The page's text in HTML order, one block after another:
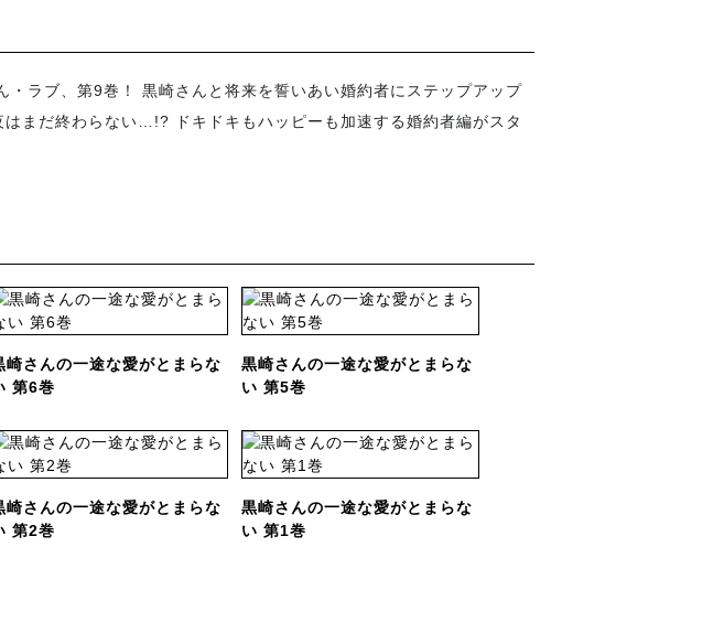
・ラブ、第9巻！ 黒崎さんと将来を誓いあい婚約者にステップアップ
まだ終わらない…!? ドキドキもハッピーも加速する婚約者編がスタ
崎さんの一途な愛がとまらな
第6巻
黒崎さんの一途な愛がとまらな
い 第5巻
崎さんの一途な愛がとまらな
第2巻
黒崎さんの一途な愛がとまらな
い 第1巻